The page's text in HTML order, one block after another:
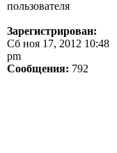
Зарегистрирован:
Сб ноя 17, 2012 10:48
pm
Сообщения: 792